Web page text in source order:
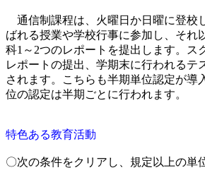
通信制課程は、火曜日か日曜に登校
ばれる授業や学校行事に参加し、それ
科1～2つのレポートを提出します。ス
レポートの提出、学期末に行われるテ
されます。こちらも半期単位認定が導
位の認定は半期ごとに行われます。
特色ある教育活動
〇次の条件をクリアし、規定以上の単